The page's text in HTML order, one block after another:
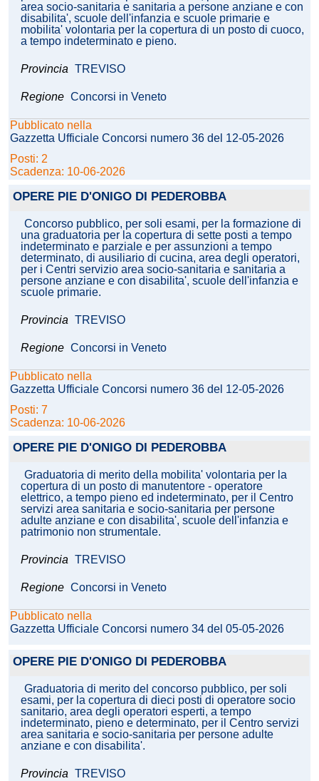
area socio-sanitaria e sanitaria a persone anziane e con
disabilita', scuole dell'infanzia e scuole primarie e
mobilita' volontaria per la copertura di un posto di cuoco,
a tempo indeterminato e pieno.
Provincia TREVISO
Regione Concorsi in Veneto
Pubblicato nella
Gazzetta Ufficiale Concorsi numero 36 del 12-05-2026
Posti: 2
Scadenza: 10-06-2026
OPERE PIE D'ONIGO DI PEDEROBBA
Concorso pubblico, per soli esami, per la formazione di
una graduatoria per la copertura di sette posti a tempo
indeterminato e parziale e per assunzioni a tempo
determinato, di ausiliario di cucina, area degli operatori,
per i Centri servizio area socio-sanitaria e sanitaria a
persone anziane e con disabilita', scuole dell'infanzia e
scuole primarie.
Provincia TREVISO
Regione Concorsi in Veneto
Pubblicato nella
Gazzetta Ufficiale Concorsi numero 36 del 12-05-2026
Posti: 7
Scadenza: 10-06-2026
OPERE PIE D'ONIGO DI PEDEROBBA
Graduatoria di merito della mobilita' volontaria per la
copertura di un posto di manutentore - operatore
elettrico, a tempo pieno ed indeterminato, per il Centro
servizi area sanitaria e socio-sanitaria per persone
adulte anziane e con disabilita', scuole dell'infanzia e
patrimonio non strumentale.
Provincia TREVISO
Regione Concorsi in Veneto
Pubblicato nella
Gazzetta Ufficiale Concorsi numero 34 del 05-05-2026
OPERE PIE D'ONIGO DI PEDEROBBA
Graduatoria di merito del concorso pubblico, per soli
esami, per la copertura di dieci posti di operatore socio
sanitario, area degli operatori esperti, a tempo
indeterminato, pieno e determinato, per il Centro servizi
area sanitaria e socio-sanitaria per persone adulte
anziane e con disabilita'.
Provincia TREVISO